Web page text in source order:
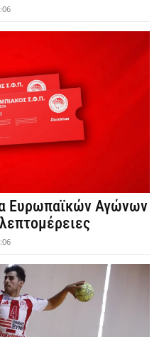
Ευρωπαϊκών Αγώνων